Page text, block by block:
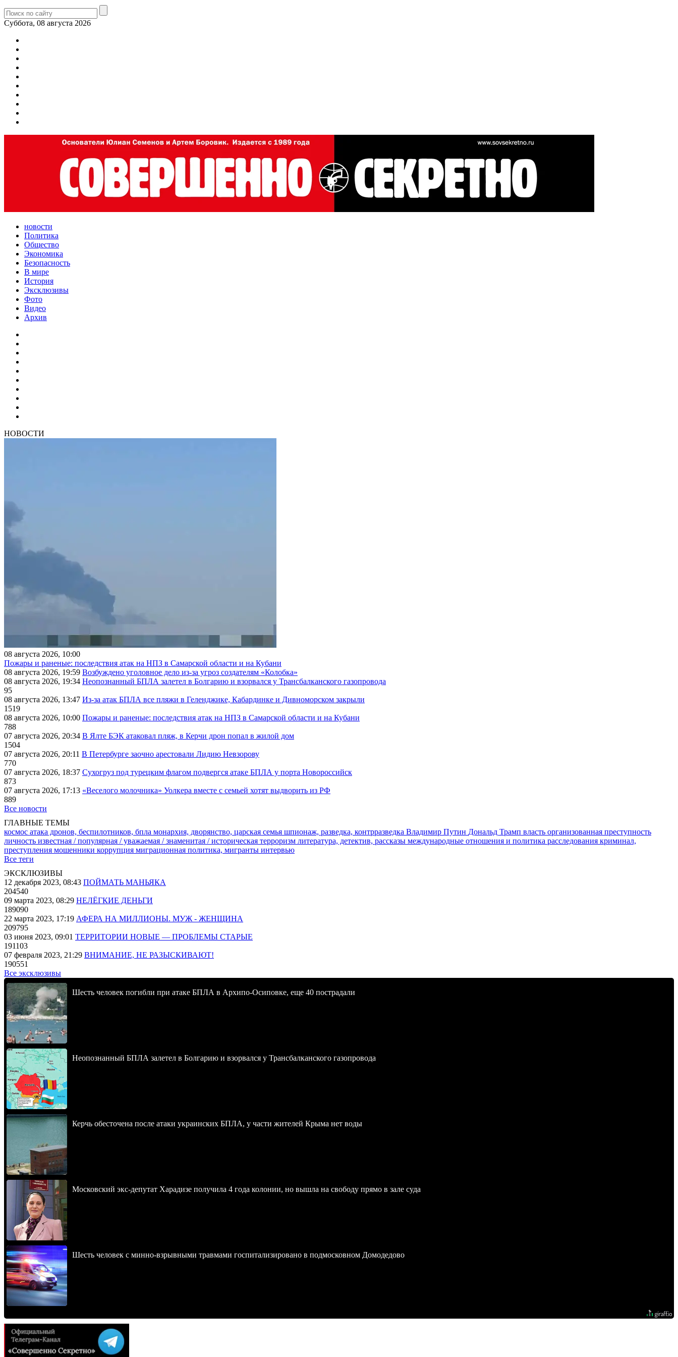
Суббота, 08 августа 2026
новости
Политика
Общество
Экономика
Безопасность
В мире
История
Эксклюзивы
Фото
Видео
Архив
НОВОСТИ
08 августа 2026, 10:00
Пожары и раненые: последствия атак на НПЗ в Самарской области и на Кубани
08 августа 2026, 19:59 Возбуждено уголовное дело из-за угроз создателям «Колобка»
08 августа 2026, 19:34 Неопознанный БПЛА залетел в Болгарию и взорвался у Трансбалканского газопровода
95
08 августа 2026, 13:47 Из-за атак БПЛА все пляжи в Геленджике, Кабардинке и Дивноморском закрыли
1519
08 августа 2026, 10:00 Пожары и раненые: последствия атак на НПЗ в Самарской области и на Кубани
788
07 августа 2026, 20:34 В Ялте БЭК атаковал пляж, в Керчи дрон попал в жилой дом
1504
07 августа 2026, 20:11 В Петербурге заочно арестовали Лидию Невзорову
770
07 августа 2026, 18:37 Сухогруз под турецким флагом подвергся атаке БПЛА у порта Новороссийск
873
07 августа 2026, 17:13 «Веселого молочника» Уолкера вместе с семьей хотят выдворить из РФ
889
Все новости
ГЛАВНЫЕ ТЕМЫ
космос атака дронов, беспилотников, бпла монархия, дворянство, царская семья шпионаж, разведка, контрразведка Владимир Путин Дональд Трамп власть организованная преступность
личность известная / популярная / уважаемая / знаменитая / историческая терроризм литература, детектив, рассказы международные отношения и политика расследования криминал,
преступления мошенники коррупция миграционная политика, мигранты интервью
Все теги
ЭКСКЛЮЗИВЫ
12 декабря 2023, 08:43 ПОЙМАТЬ МАНЬЯКА
204540
09 марта 2023, 08:29 НЕЛЁГКИЕ ДЕНЬГИ
189090
22 марта 2023, 17:19 АФЕРА НА МИЛЛИОНЫ. МУЖ - ЖЕНЩИНА
209795
03 июня 2023, 09:01 ТЕРРИТОРИИ НОВЫЕ — ПРОБЛЕМЫ СТАРЫЕ
191103
07 февраля 2023, 21:29 ВНИМАНИЕ, НЕ РАЗЫСКИВАЮТ!
190551
Все эксклюзивы
Шесть человек погибли при атаке БПЛА в Архипо-Осиповке, еще 40 пострадали
Неопознанный БПЛА залетел в Болгарию и взорвался у Трансбалканского газопровода
Керчь обесточена после атаки украинских БПЛА, у части жителей Крыма нет воды
Московский экс-депутат Харадизе получила 4 года колонии, но вышла на свободу прямо в зале суда
Шесть человек с минно-взрывными травмами госпитализировано в подмосковном Домодедово